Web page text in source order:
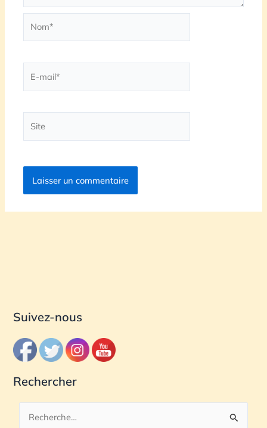
mail*
Suivez-nous
Rechercher